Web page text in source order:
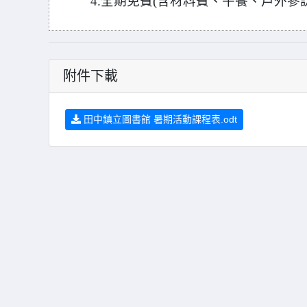
附件下載
田中鎮立圖書館 暑期活動課程表.odt